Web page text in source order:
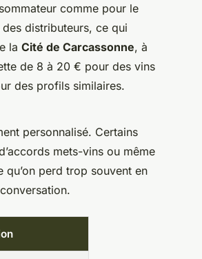
comme pour le
distributeurs, ce qui
la Cité de Carcassonne, à
de 8 à 20 € pour des vins
des profils similaires.
personnalisé. Certains
mets-vins ou même
qu’on perd trop souvent en